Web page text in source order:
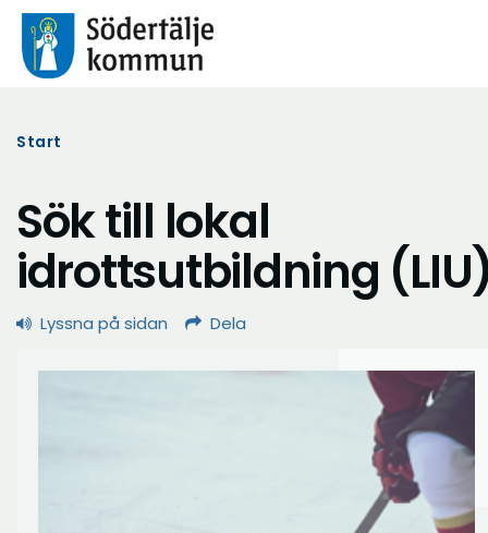
Start
Sök till lokal
idrottsutbildning
Lyssna på sidan Dela